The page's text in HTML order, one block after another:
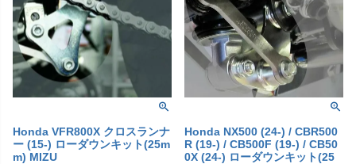
Honda VFR800X クロスランナ
ー (15-) ローダウンキット(25m
m) MIZU
Honda NX500 (24-) / CBR500
R (19-) / CB500F (19-) / CB50
0X (24-) ローダウンキット(25